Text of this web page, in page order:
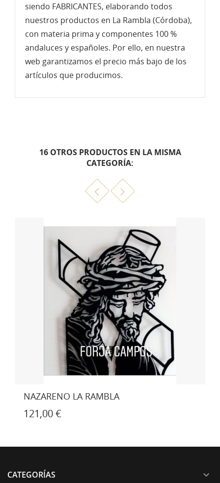
siendo FABRICANTES, elaborando todos
nuestros productos en La Rambla (Córdoba),
con materia prima y componentes 100 %
andaluces y españoles. Por ello, en nuestra
web garantizamos el precio más bajo de los
artículos que producimos.
16 OTROS PRODUCTOS EN LA MISMA
CATEGORÍA:
LETRERO CELIDULCE GLUTEN FREE
CATEGORÍAS 